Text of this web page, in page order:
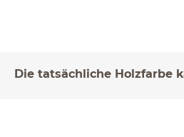
Die tatsächliche Holzfarbe